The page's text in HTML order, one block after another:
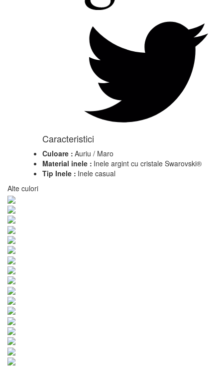
Caracteristici
Culoare : Auriu / Maro
Material inele : Inele argint cu cristale Swarovski®
Tip Inele : Inele casual
Alte culori